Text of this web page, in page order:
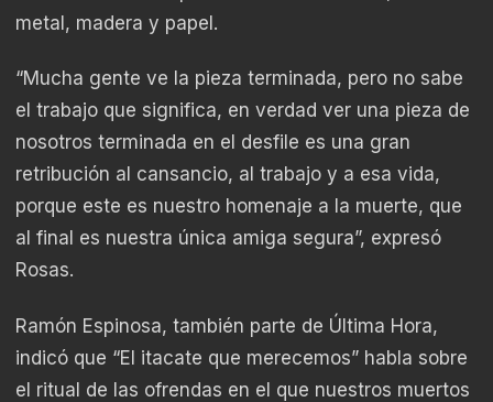
metal, madera y papel.
“Mucha gente ve la pieza terminada, pero no sabe
el trabajo que significa, en verdad ver una pieza de
nosotros terminada en el desfile es una gran
retribución al cansancio, al trabajo y a esa vida,
porque este es nuestro homenaje a la muerte, que
al final es nuestra única amiga segura”, expresó
Rosas.
Ramón Espinosa, también parte de Última Hora,
indicó que “El itacate que merecemos” habla sobre
el ritual de las ofrendas en el que nuestros muertos